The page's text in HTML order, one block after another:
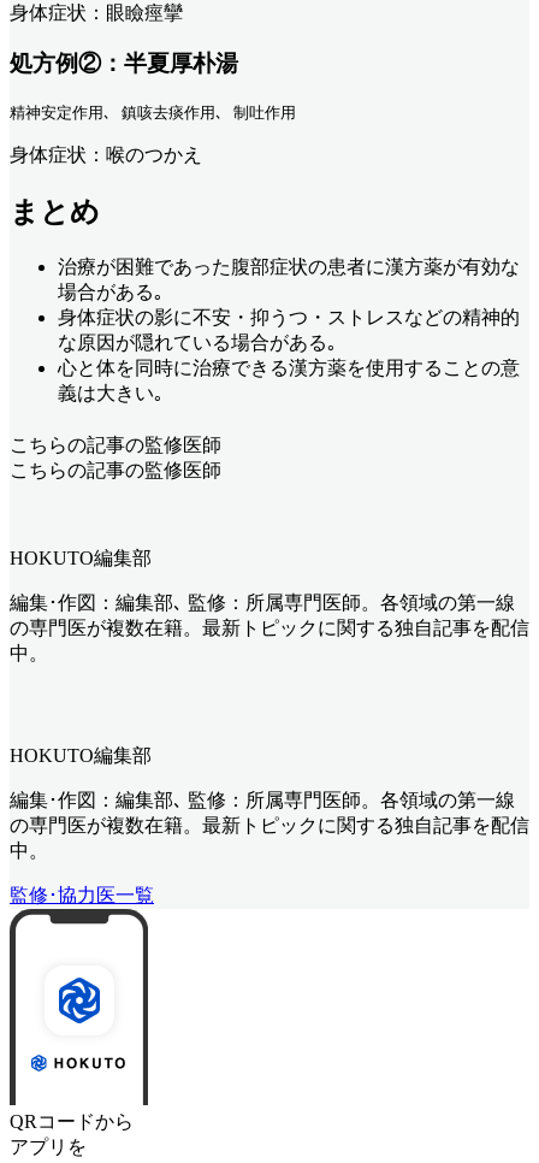
身体症状：眼瞼痙攣
処方例②：半夏厚朴湯
精神安定作用､ 鎮咳去痰作用､ 制吐作用
身体症状：喉のつかえ
まとめ
治療が困難であった腹部症状の患者に漢方薬が有効な
場合がある｡
身体症状の影に不安・抑うつ・ストレスなどの精神的
な原因が隠れている場合がある｡
心と体を同時に治療できる漢方薬を使用することの意
義は大きい｡
こちらの記事の監修医師
こちらの記事の監修医師
HOKUTO編集部
編集･作図：編集部､ 監修：所属専門医師。各領域の第一線
の専門医が複数在籍。最新トピックに関する独自記事を配信
中。
HOKUTO編集部
編集･作図：編集部､ 監修：所属専門医師。各領域の第一線
の専門医が複数在籍。最新トピックに関する独自記事を配信
中。
監修･協力医一覧
QRコードから
アプリを